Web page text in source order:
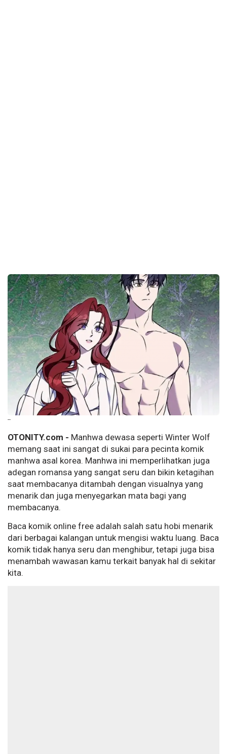
--
OTONITY.com - Manhwa dewasa seperti Winter Wolf
memang saat ini sangat di sukai para pecinta komik
manhwa asal korea. Manhwa ini memperlihatkan juga
adegan romansa yang sangat seru dan bikin ketagihan
saat membacanya ditambah dengan visualnya yang
menarik dan juga menyegarkan mata bagi yang
membacanya.
Baca komik online free adalah salah satu hobi menarik
dari berbagai kalangan untuk mengisi waktu luang. Baca
komik tidak hanya seru dan menghibur, tetapi juga bisa
menambah wawasan kamu terkait banyak hal di sekitar
kita.